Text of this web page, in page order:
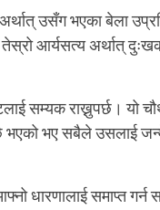
उसँग भएका बेला
आर्यसत्य अर्थात्
सम्यक राख्नुपर्छ। यो
भएको भए सबैले उसलाई
धारणालाई समाप्त गर्न